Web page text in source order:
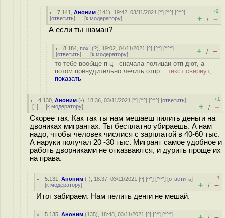
7.141 ,Аноним (141), 19:42, 03/11/2021 [^] [^^] [^^^]
[ответить] [к модератору]
+2
+ / –
А если ты шаман?
8.184 ,пох. (?), 19:02, 04/11/2021 [^] [^^] [^^^]
[ответить] [к модератору] + / –
то тебе вообще п-ц - сначала полицаи отп дют, а
потом принудительно лечить отпр... текст свёрнут,
показать
4.130 ,Аноним (-), 18:36, 03/11/2021 [^] [^^] [^^^] [ответить]
[↑] [к модератору]
+1
+ / –
Скорее так. Как так ты нам мешаеш пилить деньги на
двониках мигрантах. Ты бесплатно убираешь. А нам
надо, чтобы человек числися с зарплатой в 40-60 тыс.
А наруки получал 20 -30 тыс. Мигрант самое удобное и
работь дворниками не отказваются, и дурить проще их
на права.
5.131 ,Аноним (-), 18:37, 03/11/2021 [^] [^^] [^^^] [ответить]
[к модератору]
–1
+ / –
Итог забираем. Нам пелить денги не мешай.
5.135 ,Аноним (135), 18:48, 03/11/2021 [^] [^^] [^^^]